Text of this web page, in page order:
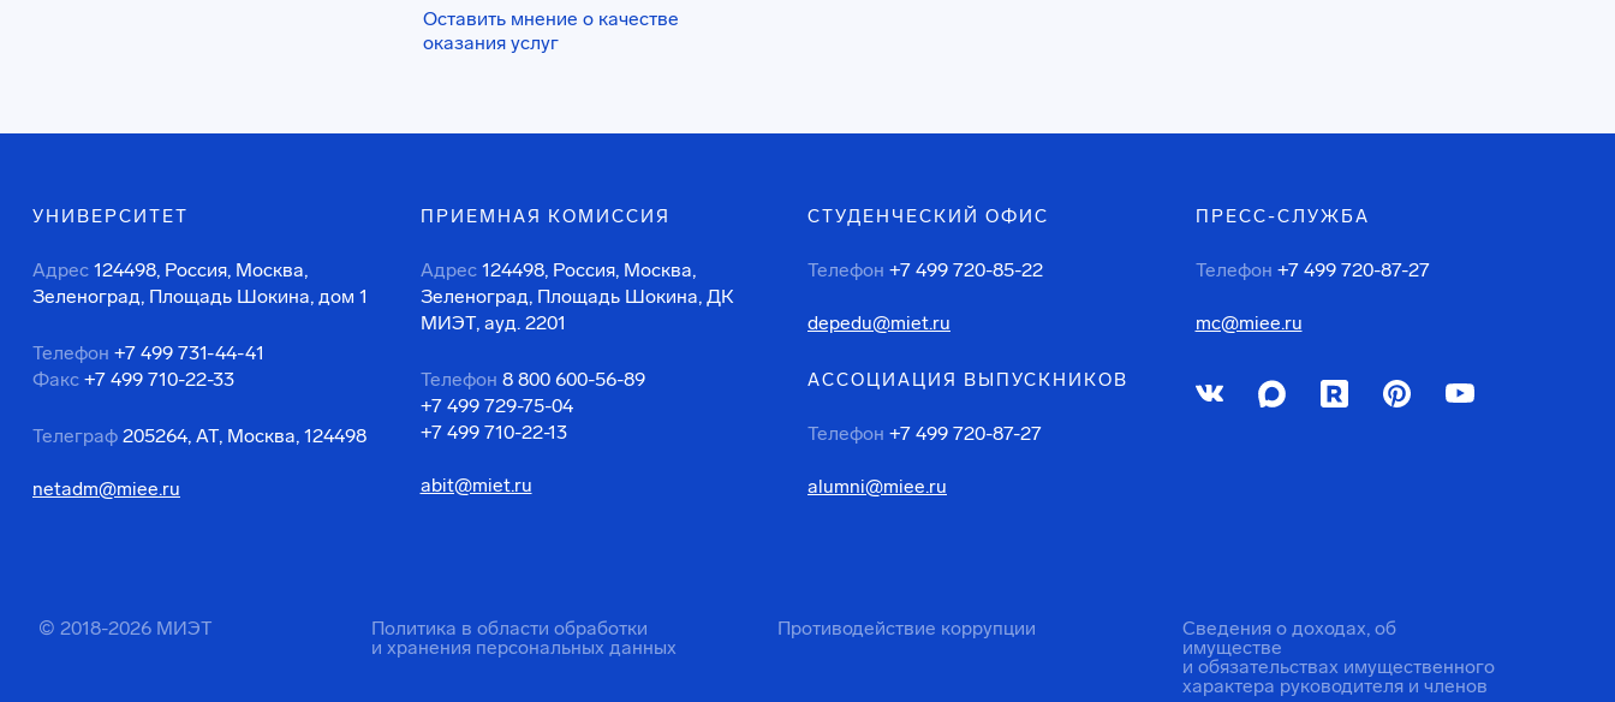
Оставить мнение о качестве
оказания услуг
УНИВЕРСИТЕТ
Адрес 124498, Россия, Москва,
Зеленоград, Площадь Шокина, дом 1
Телефон +7 499 731-44-41
Факс +7 499 710-22-33
Телеграф 205264, АТ, Москва, 124498
netadm@miee.ru
ПРИЕМНАЯ КОМИССИЯ
Адрес 124498, Россия, Москва,
Зеленоград, Площадь Шокина, ДК
МИЭТ, ауд. 2201
Телефон 8 800 600-56-89
+7 499 729-75-04
+7 499 710-22-13
abit@miet.ru
СТУДЕНЧЕСКИЙ ОФИС
Телефон +7 499 720-85-22
depedu@miet.ru
АССОЦИАЦИЯ ВЫПУСКНИКОВ
Телефон +7 499 720-87-27
alumni@miee.ru
ПРЕСС-СЛУЖБА
Телефон +7 499 720-87-27
mc@miee.ru
© 2018-2026 МИЭТ
Политика в области обработки
и хранения персональных данных
Противодействие коррупции
Сведения о доходах, об
имуществе
и обязательствах имущественного
характера руководителя и членов